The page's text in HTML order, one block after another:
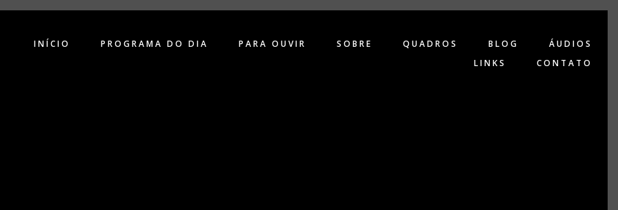
INÍCIO PROGRAMA DO DIA PARA OUVIR SOBRE QUADROS BLOG
ÁUDIOS
LINKS
CONTATO